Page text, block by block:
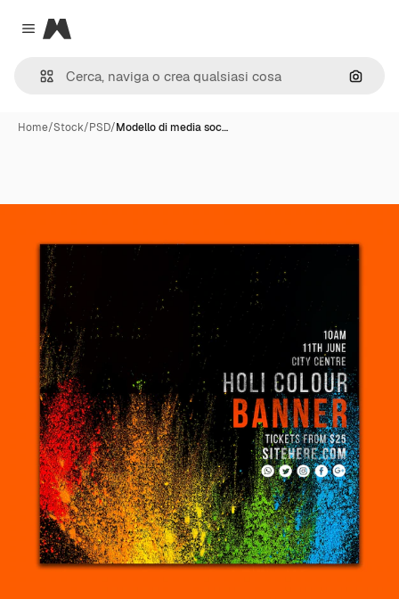
Close menu
Magnific
Cerca
Home/Stock/PSD/Modello di media soc…